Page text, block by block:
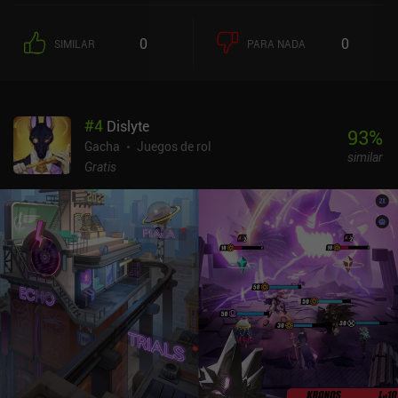
SIMILAR 0 PARA NADA 0
#4 Dislyte
Gacha
Juegos de rol
Gratis
93%
similar